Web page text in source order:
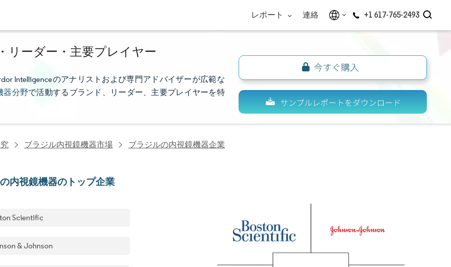
レポート 連絡 +1 617-765-2493
リーダー・主要プレイヤー
Intelligenceのアナリストおよび専門アドバイザーが広範な
器分野で活動するブランド、リーダー、主要プレイヤーを特
ブラジル内視鏡機器市場 ブラジルの内視鏡機器企業
内視鏡機器のトップ企業
Scientific
& Johnson